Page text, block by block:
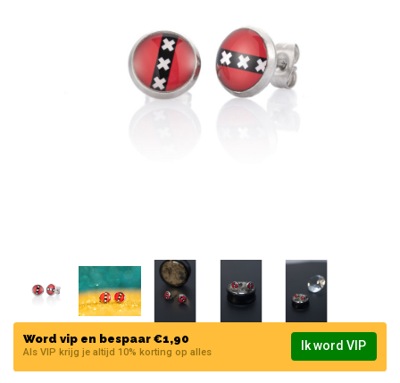
Word vip en bespaar €1,90
Als VIP krijg je altijd 10% korting op alles Ik word VIP